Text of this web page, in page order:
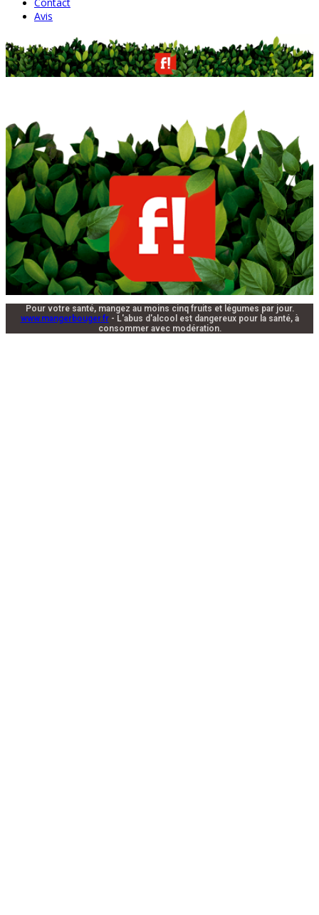
Avis
Pour votre santé, mangez au moins cinq fruits et légumes par jour.
www.mangerbouger.fr- L'abus d'alcool est dangereux pour la santé, à
consommer avec modération.